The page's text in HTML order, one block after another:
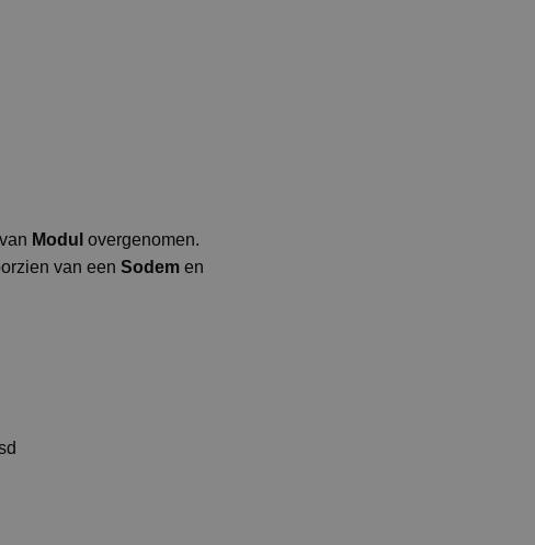
Modul overgenomen.
van een Sodem en